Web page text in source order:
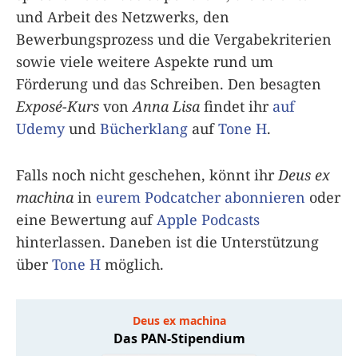
und Arbeit des Netzwerks, den
Bewerbungsprozess und die Vergabekriterien
sowie viele weitere Aspekte rund um
Förderung und das Schreiben. Den besagten
Exposé-Kurs von Anna Lisa findet ihr auf
Udemy und Bücherklang aufTone H.
Falls noch nicht geschehen, könnt ihr Deus ex
machina in eurem Podcatcher abonnieren oder
eine Bewertung auf Apple Podcasts
hinterlassen. Daneben ist die Unterstützung
überTone H möglich.